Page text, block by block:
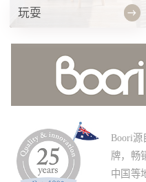
玩耍
Boori源
牌，畅
中国等